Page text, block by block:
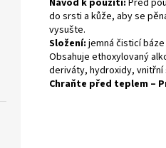
Návod k použití: Před
do srsti a kůže, aby se
vysušte.
Složení: jemná čisticí
Obsahuje ethoxylovaný
deriváty, hydroxidy, vnitřní
Chraňte před teplem –